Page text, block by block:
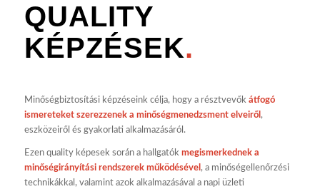
QUALITY
KÉPZÉSEK.
Minőségbiztosítási képzéseink célja, hogy a résztvevők átfogó
ismereteket szerezzenek a minőségmenedzsment elveiről ,
eszközeiről és gyakorlati alkalmazásáról.
Ezen quality képesek során a hallgatók megismerkednek a
minőségirányítási rendszerek működésével , a minőségellenőrzési
technikákkal, valamint azok alkalmazásával a napi üzleti